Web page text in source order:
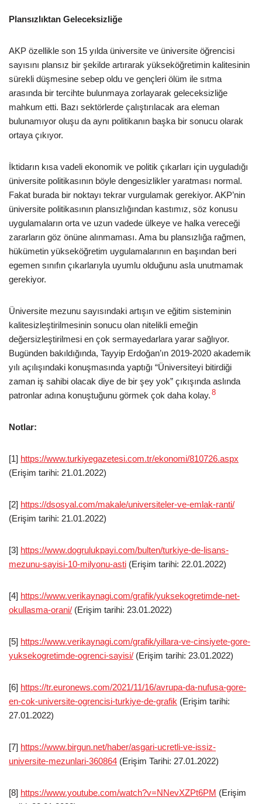
Plansızlıktan Geleceksizliğe
AKP özellikle son 15 yılda üniversite ve üniversite öğrencisi
sayısını plansız bir şekilde artırarak yükseköğretimin kalitesinin
sürekli düşmesine sebep oldu ve gençleri ölüm ile sıtma
arasında bir tercihte bulunmaya zorlayarak geleceksizliğe
mahkum etti. Bazı sektörlerde çalıştırılacak ara eleman
bulunamıyor oluşu da aynı politikanın başka bir sonucu olarak
ortaya çıkıyor.
İktidarın kısa vadeli ekonomik ve politik çıkarları için uyguladığı
üniversite politikasının böyle dengesizlikler yaratması normal.
Fakat burada bir noktayı tekrar vurgulamak gerekiyor. AKP’nin
üniversite politikasının plansızlığından kastımız, söz konusu
uygulamaların orta ve uzun vadede ülkeye ve halka vereceği
zararların göz önüne alınmaması. Ama bu plansızlığa rağmen,
hükümetin yükseköğretim uygulamalarının en başından beri
egemen sınıfın çıkarlarıyla uyumlu olduğunu asla unutmamak
gerekiyor.
Üniversite mezunu sayısındaki artışın ve eğitim sisteminin
kalitesizleştirilmesinin sonucu olan nitelikli emeğin
değersizleştirilmesi en çok sermayedarlara yarar sağlıyor.
Bugünden bakıldığında, Tayyip Erdoğan’ın 2019-2020 akademik
yılı açılışındaki konuşmasında yaptığı “Üniversiteyi bitirdiği
zaman iş sahibi olacak diye de bir şey yok” çıkışında aslında
patronlar adına konuştuğunu görmek çok daha kolay. 8
Notlar:
[1] https://www.turkiyegazetesi.com.tr/ekonomi/810726.aspx
(Erişim tarihi: 21.01.2022)
[2] https://dsosyal.com/makale/universiteler-ve-emlak-ranti/
(Erişim tarihi: 21.01.2022)
[3] https://www.dogrulukpayi.com/bulten/turkiye-de-lisans-
mezunu-sayisi-10-milyonu-asti (Erişim tarihi: 22.01.2022)
[4] https://www.verikaynagi.com/grafik/yuksekogretimde-net-
okullasma-orani/ (Erişim tarihi: 23.01.2022)
[5] https://www.verikaynagi.com/grafik/yillara-ve-cinsiyete-gore-
yuksekogretimde-ogrenci-sayisi/ (Erişim tarihi: 23.01.2022)
[6] https://tr.euronews.com/2021/11/16/avrupa-da-nufusa-gore-
en-cok-universite-ogrencisi-turkiye-de-grafik (Erişim tarihi:
27.01.2022)
[7] https://www.birgun.net/haber/asgari-ucretli-ve-issiz-
universite-mezunlari-360864 (Erişim Tarihi: 27.01.2022)
[8] https://www.youtube.com/watch?v=NNevXZPt6PM (Erişim